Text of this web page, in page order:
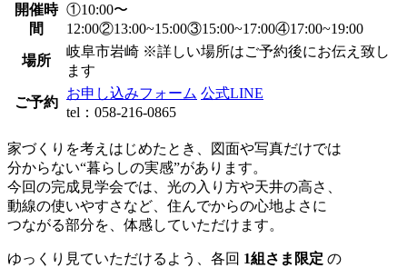
開催時
間
①10:00〜
12:00②13:00~15:00③15:00~17:00④17:00~19:00
場所
岐阜市岩崎 ※詳しい場所はご予約後にお伝え致し
ます
ご予約
お申し込みフォーム 公式LINE
tel：058-216-0865
家づくりを考えはじめたとき、図面や写真だけでは
分からない“暮らしの実感”があります。
今回の完成見学会では、光の入り方や天井の高さ、
動線の使いやすさなど、住んでからの心地よさに
つながる部分を、体感していただけます。
ゆっくり見ていただけるよう、各回 1組さま限定 の